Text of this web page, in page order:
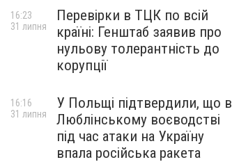
Перевірки в ТЦК по всій
країні: Генштаб заявив про
нульову толерантність до
корупції
16:23
31 липня
У Польщі підтвердили, що в
Люблінському воєводстві
під час атаки на Україну
впала російська ракета
16:16
31 липня